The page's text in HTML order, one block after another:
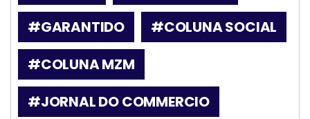
#GARANTIDO
#COLUNA SOCIAL
#COLUNA MZM
#JORNAL DO COMMERCIO